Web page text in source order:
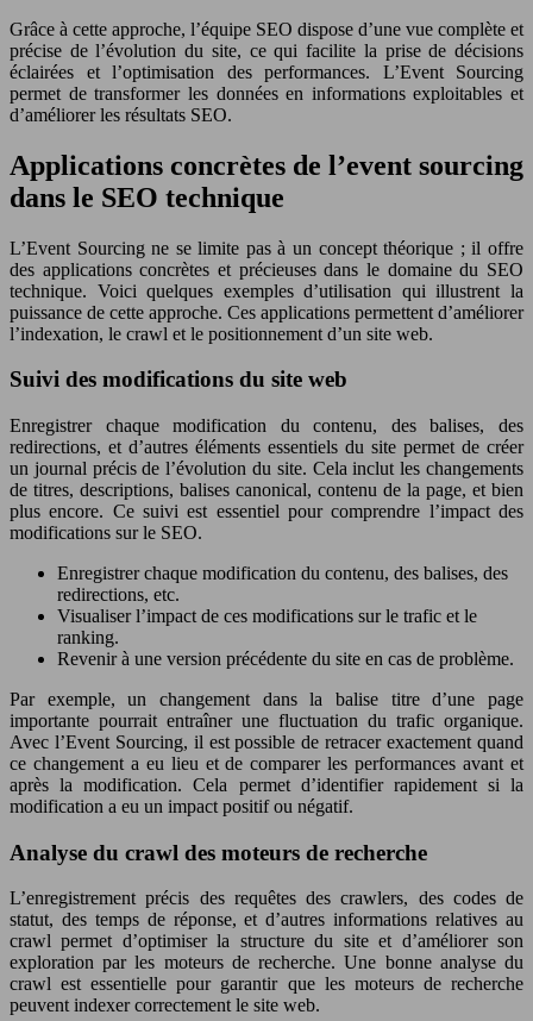
Grâce à cette approche, l’équipe SEO dispose d’une vue complète et
précise de l’évolution du site, ce qui facilite la prise de décisions
éclairées et l’optimisation des performances. L’Event Sourcing
permet de transformer les données en informations exploitables et
d’améliorer les résultats SEO.
Applications concrètes de l’event sourcing
dans le SEO technique
L’Event Sourcing ne se limite pas à un concept théorique ; il offre
des applications concrètes et précieuses dans le domaine du SEO
technique. Voici quelques exemples d’utilisation qui illustrent la
puissance de cette approche. Ces applications permettent d’améliorer
l’indexation, le crawl et le positionnement d’un site web.
Suivi des modifications du site web
Enregistrer chaque modification du contenu, des balises, des
redirections, et d’autres éléments essentiels du site permet de créer
un journal précis de l’évolution du site. Cela inclut les changements
de titres, descriptions, balises canonical, contenu de la page, et bien
plus encore. Ce suivi est essentiel pour comprendre l’impact des
modifications sur le SEO.
Enregistrer chaque modification du contenu, des balises, des
redirections, etc.
Visualiser l’impact de ces modifications sur le trafic et le
ranking.
Revenir à une version précédente du site en cas de problème.
Par exemple, un changement dans la balise titre d’une page
importante pourrait entraîner une fluctuation du trafic organique.
Avec l’Event Sourcing, il est possible de retracer exactement quand
ce changement a eu lieu et de comparer les performances avant et
après la modification. Cela permet d’identifier rapidement si la
modification a eu un impact positif ou négatif.
Analyse du crawl des moteurs de recherche
L’enregistrement précis des requêtes des crawlers, des codes de
statut, des temps de réponse, et d’autres informations relatives au
crawl permet d’optimiser la structure du site et d’améliorer son
exploration par les moteurs de recherche. Une bonne analyse du
crawl est essentielle pour garantir que les moteurs de recherche
peuvent indexer correctement le site web.